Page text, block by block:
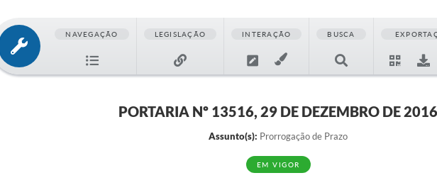
NAVEGAÇÃO LEGISLAÇÃO INTERAÇÃO BUSCA
PORTARIA Nº 13516, 29 DE DEZEMBRO DE 2016
Assunto(s): Prorrogação de Prazo
EM VIGOR